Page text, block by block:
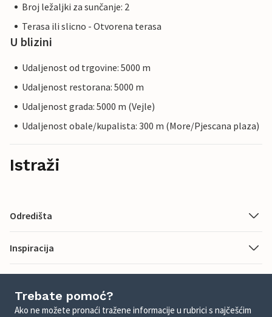
Broj ležaljki za sunčanje: 2
Terasa ili slicno - Otvorena terasa
U blizini
Udaljenost od trgovine: 5000 m
Udaljenost restorana: 5000 m
Udaljenost grada: 5000 m (Vejle)
Udaljenost obale/kupalista: 300 m (More/Pjescana plaza)
Istraži
Odredišta
Inspiracija
Trebate pomoć?
Ako ne možete pronaći tražene informacije u rubrici s najčešćim